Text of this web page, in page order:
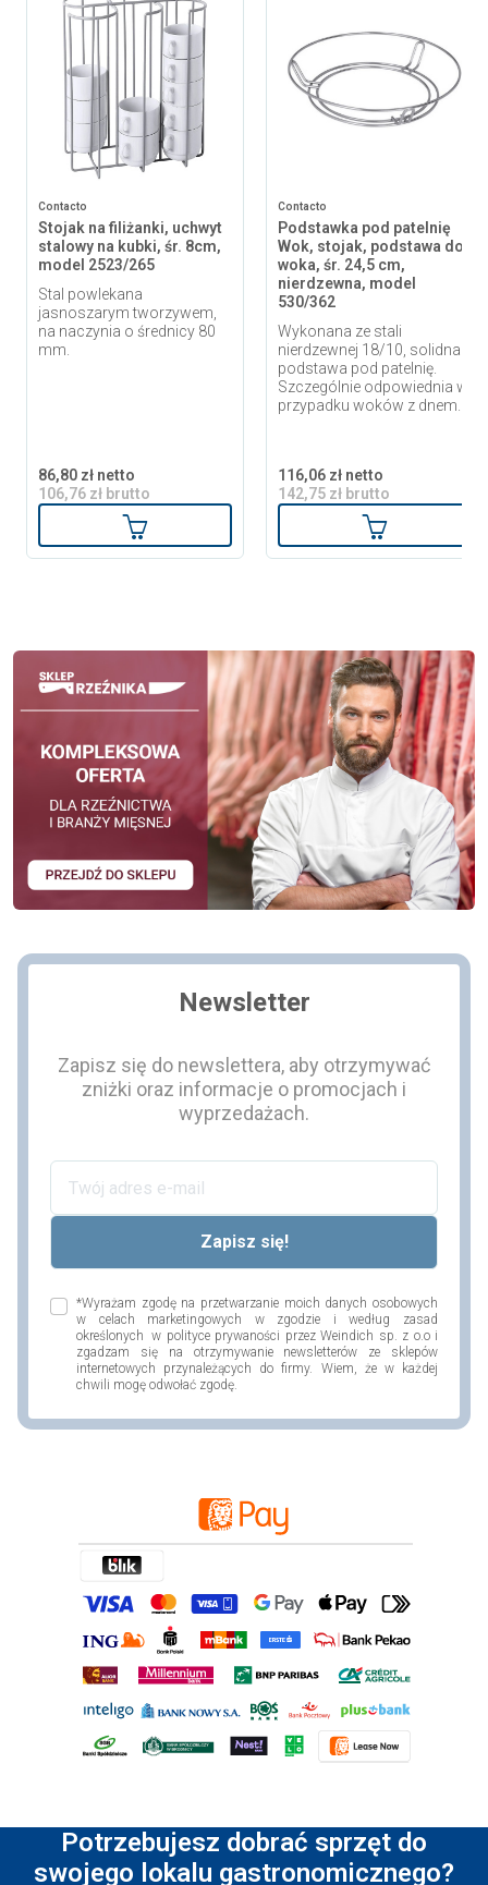
Contacto
Stojak na filiżanki, uchwyt
stalowy na kubki, śr. 8cm,
model 2523/265
Stal powlekana
jasnoszarym tworzywem,
na naczynia o średnicy 80
mm.
86,80 zł netto
106,76 zł brutto
Dodaj do koszyka
Contacto
Podstawka pod patelnię
Wok, stojak, podstawa do
woka, śr. 24,5 cm,
nierdzewna, model
530/362
Wykonana ze stali
nierdzewnej 18/10, solidna
podstawa pod patelnię.
Szczególnie odpowiednia w
przypadku woków z dnem...
116,06 zł netto
142,75 zł brutto
Dodaj do
Newsletter
Zapisz się do newslettera, aby otrzymywać
zniżki oraz informacje o promocjach i
wyprzedażach.
*Wyrażam zgodę na przetwarzanie moich danych osobowych
w celach marketingowych w zgodzie i według zasad
określonych w polityce prywaności przez Weindich sp. z o.o i
zgadzam się na otrzymywanie newsletterów ze sklepów
internetowych przynależących do firmy. Wiem, że w każdej
chwili mogę odwołać zgodę.
Potrzebujesz dobrać sprzęt do
swojego lokalu gastronomicznego?